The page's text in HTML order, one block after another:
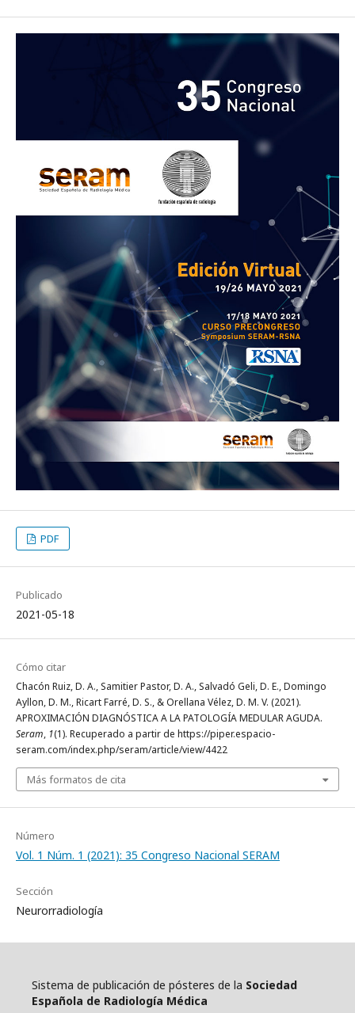
PDF
Publicado
2021-05-18
Cómo citar
Chacón Ruiz, D. A., Samitier Pastor, D. A., Salvadó Geli, D. E., Domingo
Ayllon, D. M., Ricart Farré, D. S., & Orellana Vélez, D. M. V. (2021).
APROXIMACIÓN DIAGNÓSTICA A LA PATOLOGÍA MEDULAR AGUDA.
Seram, 1(1). Recuperado a partir de https://piper.espacio-
seram.com/index.php/seram/article/view/4422
Más formatos de cita
Número
Vol. 1 Núm. 1 (2021): 35 Congreso Nacional SERAM
Sección
Neurorradiología
Sistema de publicación de pósteres de la Sociedad
Española de Radiología Médica